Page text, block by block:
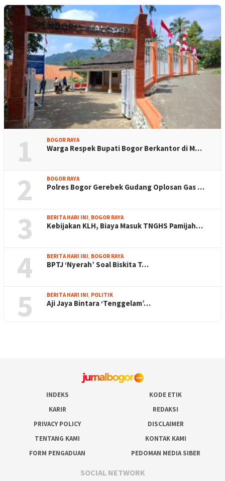
1 BOGOR RAYA
Warga Respek Bupati Bogor Berkantor di M…
2 BOGOR RAYA
Polres Bogor Gerebek Gudang Oplosan Gas …
3 BERITA HARI INI BOGOR RAYA
Kebijakan KLH, Biaya Masuk TNGHS Pamijah…
4 BERITA HARI INI BOGOR RAYA
BPTJ ‘Nyerah’ Soal Biskita T…
5 BERITA HARI INI POLITIK
Aji Jaya Bintara ‘Tenggelam’…
INDEKS
KODE ETIK
KARIR
REDAKSI
PRIVACY POLICY
DISCLAIMER
TENTANG KAMI
KONTAK KAMI
FORM PENGADUAN
PEDOMAN MEDIA SIBER
SOCIAL NETWORK